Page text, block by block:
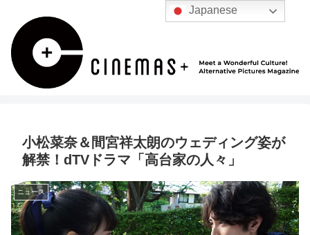
小松菜奈＆間宮祥太朗のウェディング姿が
解禁！dTVドラマ「高台家の人々」
ニュース
Japanese